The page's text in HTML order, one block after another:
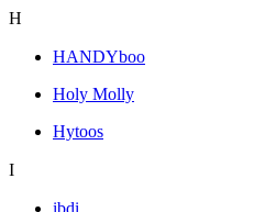
H
HANDYboo
Holy Molly
Hytoos
I
ibdi